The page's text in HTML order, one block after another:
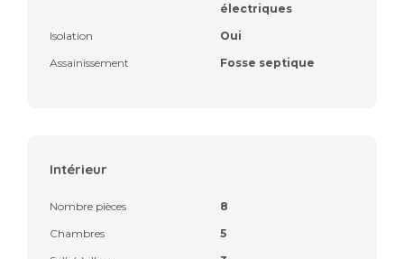
électriques
Isolation
Oui
Assainissement
Fosse septique
Intérieur
Nombre pièces
8
Chambres
5